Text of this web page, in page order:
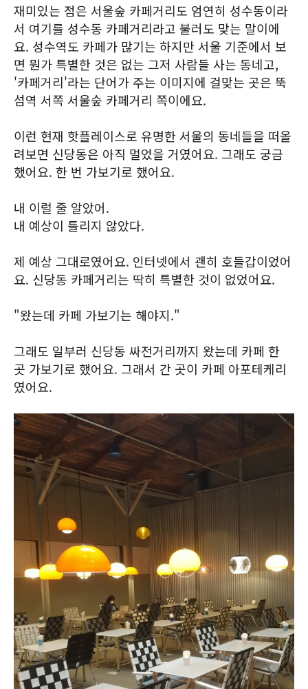
재미있는 점은 서울숲 카페거리도 엄연히 성수동이라
서 여기를 성수동 카페거리라고 불러도 맞는 말이에
요. 성수역도 카페가 많기는 하지만 서울 기준에서 보
면 뭔가 특별한 것은 없는 그저 사람들 사는 동네고,
'카페거리'라는 단어가 주는 이미지에 걸맞는 곳은 뚝
섬역 서쪽 서울숲 카페거리 쪽이에요.
이런 현재 핫플레이스로 유명한 서울의 동네들을 떠올
려보면 신당동은 아직 멀었을 거였어요. 그래도 궁금
했어요. 한 번 가보기로 했어요.
내 이럴 줄 알았어.
내 예상이 틀리지 않았다.
제 예상 그대로였어요. 인터넷에서 괜히 호들갑이었어
요. 신당동 카페거리는 딱히 특별한 것이 없었어요.
"왔는데 카페 가보기는 해야지."
그래도 일부러 신당동 싸전거리까지 왔는데 카페 한
곳 가보기로 했어요. 그래서 간 곳이 카페 아포테케리
였어요.